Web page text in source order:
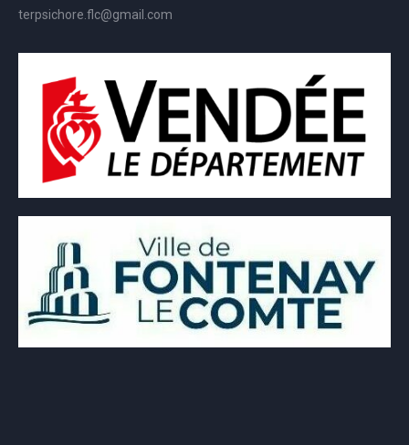
terpsichore.flc@gmail.com